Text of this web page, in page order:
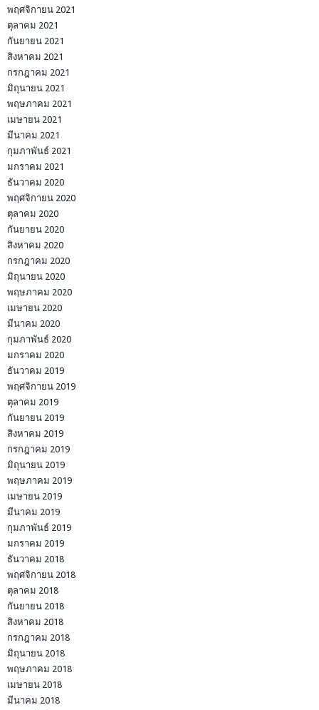
พฤศจิกายน 2021
ตุลาคม 2021
กันยายน 2021
สิงหาคม 2021
กรกฎาคม 2021
มิถุนายน 2021
พฤษภาคม 2021
เมษายน 2021
มีนาคม 2021
กุมภาพันธ์ 2021
มกราคม 2021
ธันวาคม 2020
พฤศจิกายน 2020
ตุลาคม 2020
กันยายน 2020
สิงหาคม 2020
กรกฎาคม 2020
มิถุนายน 2020
พฤษภาคม 2020
เมษายน 2020
มีนาคม 2020
กุมภาพันธ์ 2020
มกราคม 2020
ธันวาคม 2019
พฤศจิกายน 2019
ตุลาคม 2019
กันยายน 2019
สิงหาคม 2019
กรกฎาคม 2019
มิถุนายน 2019
พฤษภาคม 2019
เมษายน 2019
มีนาคม 2019
กุมภาพันธ์ 2019
มกราคม 2019
ธันวาคม 2018
พฤศจิกายน 2018
ตุลาคม 2018
กันยายน 2018
สิงหาคม 2018
กรกฎาคม 2018
มิถุนายน 2018
พฤษภาคม 2018
เมษายน 2018
มีนาคม 2018